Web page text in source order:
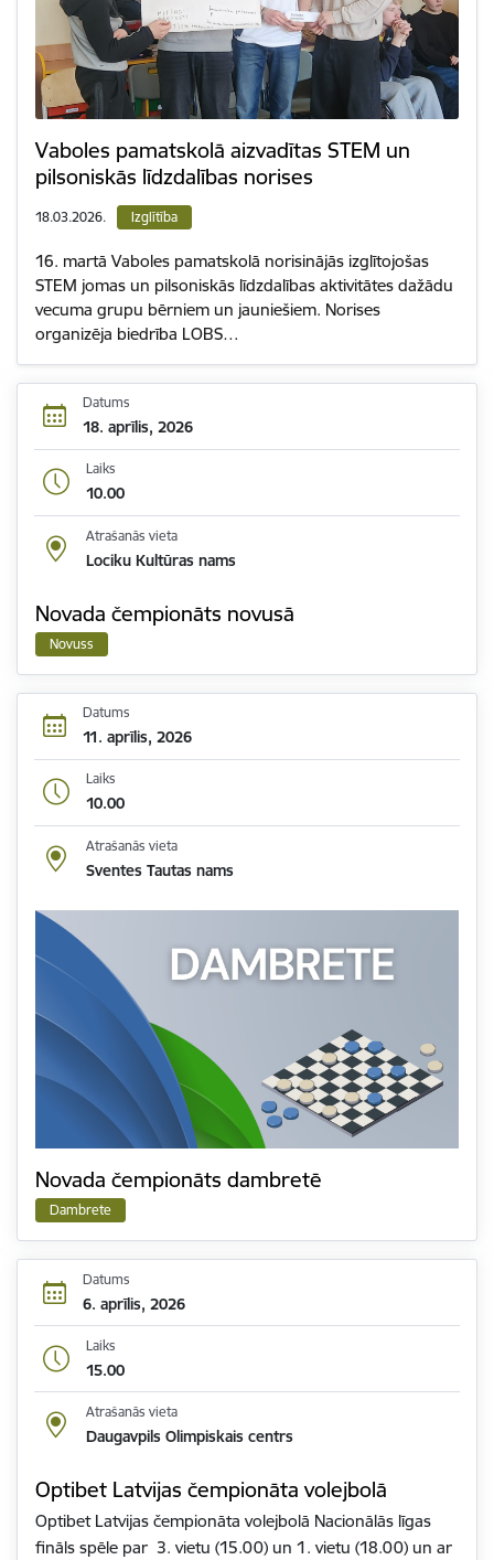
Vaboles pamatskolā aizvadītas STEM un
pilsoniskās līdzdalības norises
18.03.2026. Izglītība
16. martā Vaboles pamatskolā norisinājās izglītojošas
STEM jomas un pilsoniskās līdzdalības aktivitātes dažādu
vecuma grupu bērniem un jauniešiem. Norises
organizēja biedrība LOBS…
Datums
18. aprīlis, 2026
Laiks
10.00
Atrašanās vieta
Lociku Kultūras nams
Novada čempionāts novusā
Novuss
Datums
11. aprīlis, 2026
Laiks
10.00
Atrašanās vieta
Sventes Tautas nams
Novada čempionāts dambretē
Dambrete
Datums
6. aprīlis, 2026
Laiks
15.00
Atrašanās vieta
Daugavpils Olimpiskais centrs
Optibet Latvijas čempionāta volejbolā
Optibet Latvijas čempionāta volejbolā Nacionālās līgas
fināls spēle par 3. vietu (15.00) un 1. vietu (18.00) un ar